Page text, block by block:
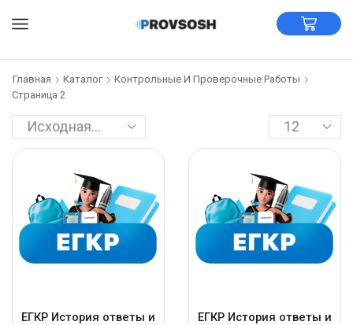
Главная Каталог
Контрольные И Проверочные Работы
Страница 2
ЕГКР История ответы и
ЕГКР История ответы и